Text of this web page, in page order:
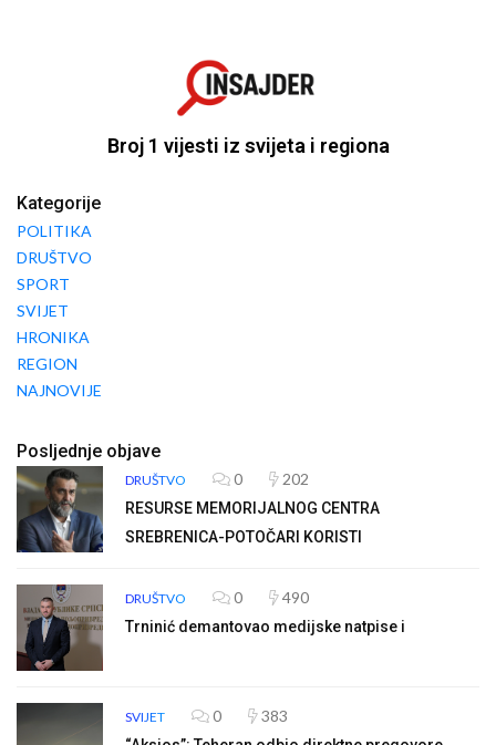
Broj 1 vijesti iz svijeta i regiona
Kategorije
POLITIKA
DRUŠTVO
SPORT
SVIJET
HRONIKA
REGION
NAJNOVIJE
Posljednje objave
DRUŠTVO 0 202
RESURSE MEMORIJALNOG CENTRA
SREBRENICA-POTOČARI KORISTI
DRUŠTVO 0 490
Trninić demantovao medijske natpise i
SVIJET 0 383